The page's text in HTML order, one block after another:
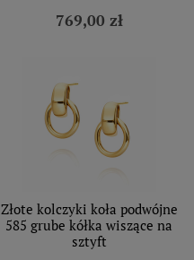
769,00 zł
Złote kolczyki koła podwójne
585 grube kółka wiszące na
sztyft